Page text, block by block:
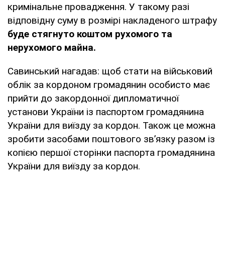
кримінальне провадження. У такому разі
відповідну суму в розмірі накладеного штрафу
буде стягнуто коштом рухомого та
нерухомого майна.
Савинський нагадав: щоб стати на військовий
облік за кордоном громадянин особисто має
прийти до закордонної дипломатичної
установи України із паспортом громадянина
України для виїзду за кордон. Також це можна
зробити засобами поштового зв’язку разом із
копією першої сторінки паспорта громадянина
України для виїзду за кордон.